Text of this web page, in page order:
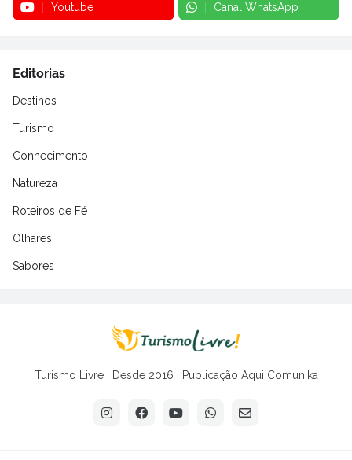
Youtube Canal WhatsApp
Editorias
Destinos
Turismo
Conhecimento
Natureza
Roteiros de Fé
Olhares
Sabores
Turismo Livre | Desde 2016 | Publicação Aqui Comunika